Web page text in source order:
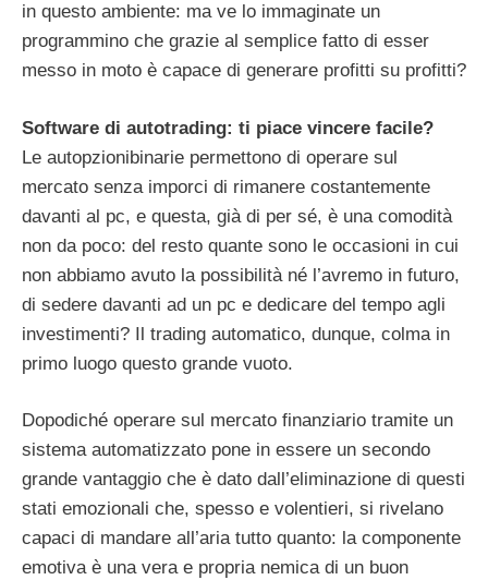
in questo ambiente: ma ve lo immaginate un
programmino che grazie al semplice fatto di esser
messo in moto è capace di generare profitti su profitti?
Software di autotrading: ti piace vincere facile?
Le autopzionibinarie permettono di operare sul
mercato senza imporci di rimanere costantemente
davanti al pc, e questa, già di per sé, è una comodità
non da poco: del resto quante sono le occasioni in cui
non abbiamo avuto la possibilità né l’avremo in futuro,
di sedere davanti ad un pc e dedicare del tempo agli
investimenti? Il trading automatico, dunque, colma in
primo luogo questo grande vuoto.
Dopodiché operare sul mercato finanziario tramite un
sistema automatizzato pone in essere un secondo
grande vantaggio che è dato dall’eliminazione di questi
stati emozionali che, spesso e volentieri, si rivelano
capaci di mandare all’aria tutto quanto: la componente
emotiva è una vera e propria nemica di un buon